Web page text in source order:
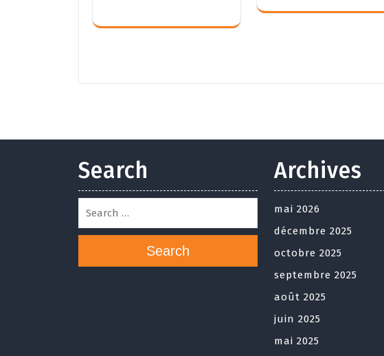
Search
Search
Archives
mai 2026
décembre 2025
octobre 2025
septembre 2025
août 2025
juin 2025
mai 2025